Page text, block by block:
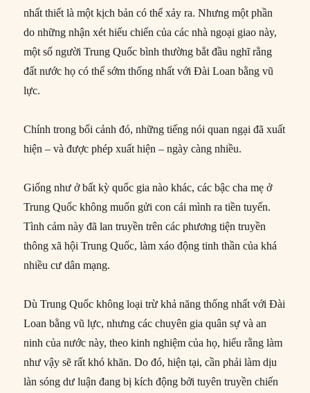
nhất thiết là một kịch bản có thể xảy ra. Nhưng một phần
do những nhận xét hiếu chiến của các nhà ngoại giao này,
một số người Trung Quốc bình thường bắt đầu nghĩ rằng
đất nước họ có thể sớm thống nhất với Đài Loan bằng vũ
lực.
Chính trong bối cảnh đó, những tiếng nói quan ngại đã xuất
hiện – và được phép xuất hiện – ngày càng nhiều.
Giống như ở bất kỳ quốc gia nào khác, các bậc cha mẹ ở
Trung Quốc không muốn gửi con cái mình ra tiền tuyến.
Tình cảm này đã lan truyền trên các phương tiện truyền
thông xã hội Trung Quốc, làm xáo động tinh thần của khá
nhiều cư dân mạng.
Dù Trung Quốc không loại trừ khả năng thống nhất với Đài
Loan bằng vũ lực, nhưng các chuyên gia quân sự và an
ninh của nước này, theo kinh nghiệm của họ, hiểu rằng làm
như vậy sẽ rất khó khăn. Do đó, hiện tại, cần phải làm dịu
làn sóng dư luận đang bị kích động bởi tuyên truyền chiến